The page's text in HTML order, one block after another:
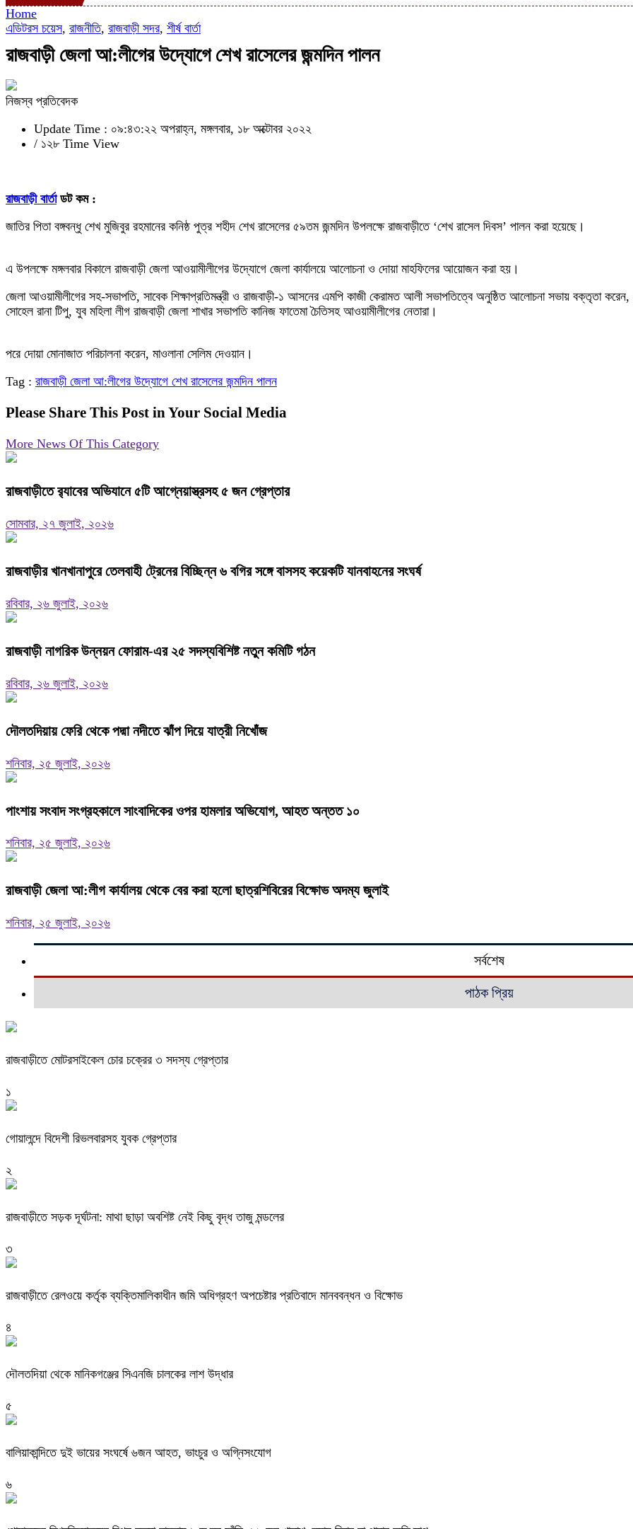
Home
এডিটরস চয়েস, রাজনীতি, রাজবাড়ী সদর, শীর্ষ বার্তা
রাজবাড়ী জেলা আ:লীগের উদ্যোগে শেখ রাসেলের জন্মদিন পালন
নিজস্ব প্রতিবেদক
Update Time : ০৯:৪৩:২২ অপরাহ্ন, মঙ্গলবার, ১৮ অক্টোবর ২০২২
/ ১২৮ Time View
রাজবাড়ী বার্তাডট কম :
জাতির পিতা বঙ্গবন্ধু শেখ মুজিবুর রহমানের কনিষ্ঠ পুত্র শহীদ শেখ রাসেলের ৫৯তম জন্মদিন উপলক্ষে রাজবাড়ীতে ‘শেখ রাসেল দিবস’ পালন করা হয়েছে।
এ উপলক্ষে মঙ্গলবার বিকালে রাজবাড়ী জেলা আওয়ামীলীগের উদ্যোগে জেলা কার্যালয়ে আলোচনা ও দোয়া মাহফিলের আয়োজন করা হয়।
জেলা আওয়ামীলীগের সহ-সভাপতি, সাবেক শিক্ষাপ্রতিমন্ত্রী ও রাজবাড়ী-১ আসনের এমপি কাজী কেরামত আলী সভাপতিত্বে অনুষ্ঠিত আলোচনা সভায় বক্তৃতা
সোহেল রানা টিপু, যুব মহিলা লীগ রাজবাড়ী জেলা শাখার সভাপতি কানিজ ফাতেমা চৈতিসহ আওয়ামীলীগের নেতারা।
পরে দোয়া মোনাজাত পরিচালনা করেন, মাওলানা সেলিম দেওয়ান।
Tag : রাজবাড়ী জেলা আ:লীগের উদ্যোগে শেখ রাসেলের জন্মদিন পালন
Please Share This Post in Your Social Media
More News Of This Category
রাজবাড়ীতে র‌্যাবের অভিযানে ৫টি আগ্নেয়াস্ত্রসহ ৫ জন গ্রেপ্তার
সোমবার, ২৭ জুলাই, ২০২৬
রাজবাড়ীর খানখানাপুরে তেলবাহী ট্রেনের বিচ্ছিন্ন ৬ বগির সঙ্গে বাসসহ কয়েকটি যানবাহনের সংঘর্ষ
রবিবার, ২৬ জুলাই, ২০২৬
রাজবাড়ী নাগরিক উন্নয়ন ফোরাম-এর ২৫ সদস্যবিশিষ্ট নতুন কমিটি গঠন
রবিবার, ২৬ জুলাই, ২০২৬
দৌলতদিয়ায় ফেরি থেকে পদ্মা নদীতে ঝাঁপ দিয়ে যাত্রী নিখোঁজ
শনিবার, ২৫ জুলাই, ২০২৬
পাংশায় সংবাদ সংগ্রহকালে সাংবাদিকের ওপর হামলার অভিযোগ, আহত অন্তত ১০
শনিবার, ২৫ জুলাই, ২০২৬
রাজবাড়ী জেলা আ:লীগ কার্যালয় থেকে বের করা হলো ছাত্রশিবিরের বিক্ষোভ অদম্য জুলাই
শনিবার, ২৫ জুলাই, ২০২৬
সর্বশেষ
পাঠক প্রিয়
রাজবাড়ীতে মোটরসাইকেল চোর চক্রের ৩ সদস্য গ্রেপ্তার
১
গোয়ালন্দে বিদেশী রিভলবারসহ যুবক গ্রেপ্তার
২
রাজবাড়ীতে সড়ক দূর্ঘটনা: মাথা ছাড়া অবশিষ্ট নেই কিছু বৃদ্ধ তাজু মন্ডলের
৩
রাজবাড়ীতে রেলওয়ে কর্তৃক ব্যক্তিমালিকাধীন জমি অধিগ্রহণ অপচেষ্টার প্রতিবাদে মানববন্ধন ও বিক্ষোভ
৪
দৌলতদিয়া থেকে মানিকগঞ্জের সিএনজি চালকের লাশ উদ্ধার
৫
বালিয়াকান্দিতে দুই ভায়ের সংঘর্ষে ৬জন আহত, ভাংচুর ও অগ্নিসংযোগ
৬